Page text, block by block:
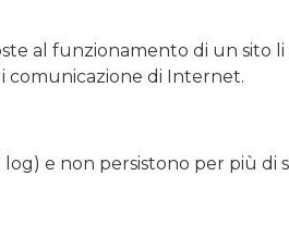
al funzionamento di un sito li
comunicazione di Internet.
e non persistono per più di